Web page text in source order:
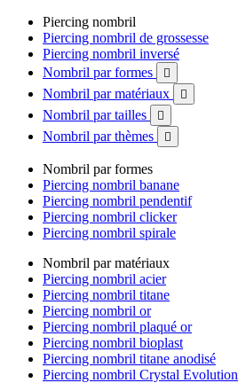
Piercing nombril
Piercing nombril de grossesse
Piercing nombril inversé
Nombril par formes

Nombril par matériaux 
Nombril par tailles 
Nombril par thèmes 
Nombril par formes
Piercing nombril banane
Piercing nombril pendentif
Piercing nombril clicker
Piercing nombril spirale
Nombril par matériaux
Piercing nombril acier
Piercing nombril titane
Piercing nombril or
Piercing nombril plaqué or
Piercing nombril bioplast
Piercing nombril titane anodisé
Piercing nombril Crystal Evolution